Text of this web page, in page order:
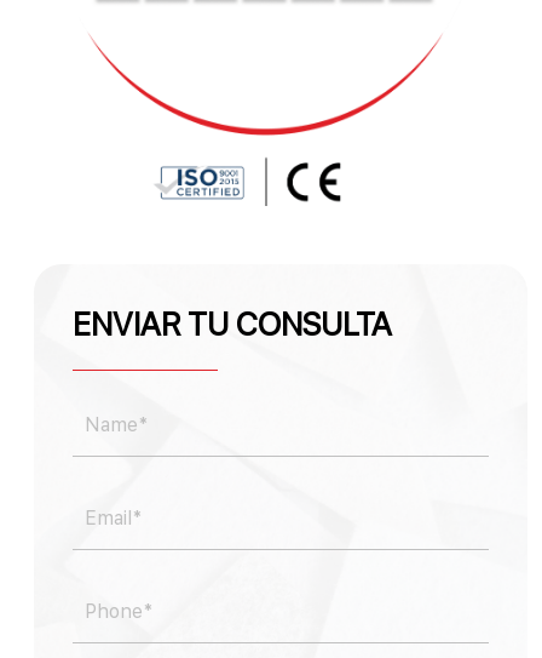
ENVIAR TU CONSULTA